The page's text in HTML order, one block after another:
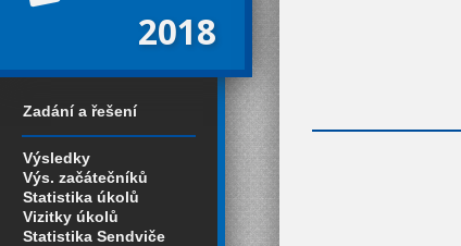
2018
Zadání a řešení
Výsledky
Výs. začátečníků
Statistika úkolů
Vizitky úkolů
Statistika Sendviče